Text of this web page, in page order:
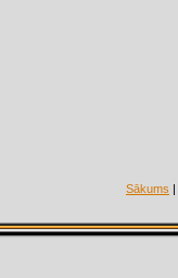
Sākums |